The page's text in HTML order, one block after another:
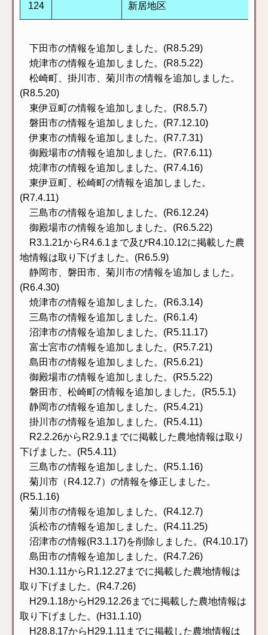
124 新居地区
下田市の情報を追加しました。(R8.5.29)
焼津市の情報を追加しました。(R8.5.22)
松崎町、掛川市、菊川市の情報を追加しました。
(R8.5.20)
東伊豆町の情報を追加しました。(R8.5.7)
磐田市の情報を追加しました。(R7.12.10)
伊東市の情報を追加しました。(R7.7.31)
御殿場市の情報を追加しました。(R7.6.11)
焼津市の情報を追加しました。(R7.4.16)
東伊豆町、松崎町の情報を追加しました。
(R7.4.11)
三島市の情報を追加しました。(R6.12.24)
御殿場市の情報を追加しました。(R6.5.22)
R3.1.21からR4.6.1まで及びR4.10.12に掲載した農
地情報は取り下げました。(R6.5.9)
静岡市、磐田市、菊川市の情報を追加しました。
(R6.4.30)
焼津市の情報を追加しました。(R6.3.14)
三島市の情報を追加しました。(R6.1.4)
沼津市の情報を追加しました。(R5.11.17)
富士宮市の情報を追加しました。(R5.7.21)
島田市の情報を追加しました。(R5.6.21)
御殿場市の情報を追加しました。(R5.5.22)
磐田市、松崎町の情報を追加しました。(R5.5.1)
静岡市の情報を追加しました。(R5.4.21)
掛川市の情報を追加しました。(R5.4.11)
R2.2.26からR2.9.1までに掲載した農地情報は取り
下げました。(R5.4.11)
三島市の情報を追加しました。(R5.1.16)
菊川市（R4.12.7）の情報を修正しました。
(R5.1.16)
菊川市の情報を追加しました。(R4.12.7)
浜松市の情報を追加しました。(R4.11.25)
沼津市の情報(R3.1.17)を削除しました。(R4.10.17)
島田市の情報を追加しました。(R4.7.26)
H30.1.11からR1.12.27までに掲載した農地情報は
取り下げました。(R4.7.26)
H29.1.18からH29.12.26までに掲載した農地情報は
取り下げました。(H31.1.10)
H28.8.17からH29.1.11までに掲載した農地情報は